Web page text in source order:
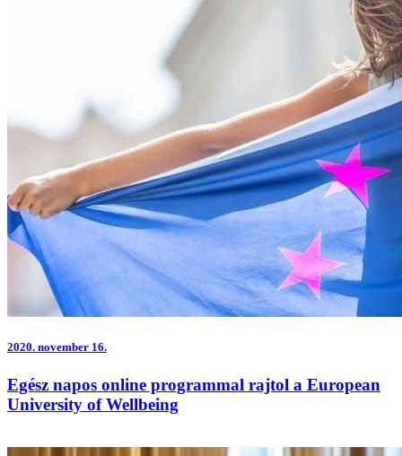
2020. november 16.
Egész napos online programmal rajtol a European
University of Wellbeing